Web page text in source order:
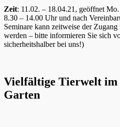
Zeit: 11.02. – 18.04.21, geöffnet
8.30 – 14.00 Uhr und nach
Seminare kann zeitweise der
werden – bitte informieren Sie sich
sicherheitshalber bei uns!)
Vielfältige Tierwelt im
Garten